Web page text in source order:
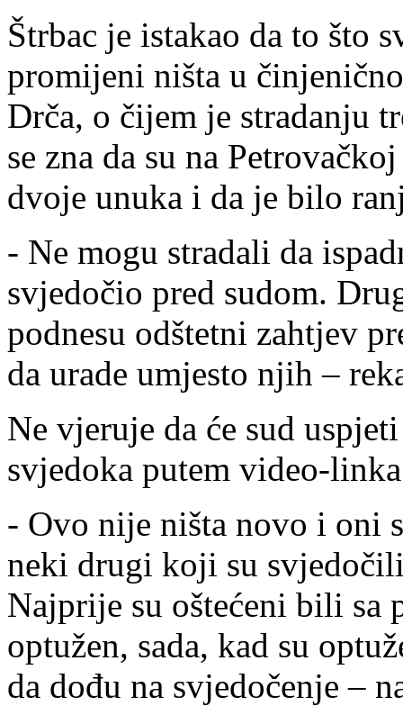
Štrbac je istakao da to što
promijeni ništa u
Drča, o čijem je stradanju
se zna da su na
dvoje unuka i da je bilo
- Ne mogu stradali da
svjedočio pred sudom.
podnesu odštetni zahtjev
da urade umjesto njih –
Ne vjeruje da će sud
svjedoka putem video-
- Ovo nije ništa novo i oni
neki drugi koji su
Najprije su oštećeni bili
optužen, sada, kad su
da dođu na svjedočenje –